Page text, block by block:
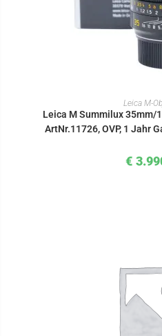
IN DEN
Leica M-
Leica M Summilux 35mm/
ArtNr.11726, OVP, 1 Jahr
€